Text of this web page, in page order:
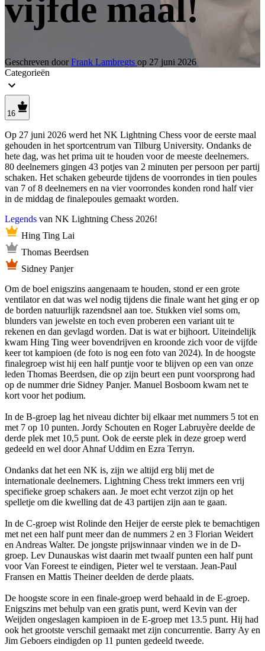
vijfde maal!
Geschreven door Frank Lambregts op 27 juni 2026
Categorieën
16
Op 27 juni 2026 werd het NK Lightning Chess voor de eerste maal
gehouden in het sportcentrum van Tilburg University. Ondanks de
hete dag, was het prima uit te houden voor de meeste deelnemers.
80 deelnemers gingen 43 potjes van 2 minuten per persoon per partij
schaken. Het schaken gebeurde tijdens de voorrondes in tien poules
van 7 of 8 deelnemers en na vier voorrondes konden rond half vier
in de middag de finalepoules gemaakt worden.
Legends van NK Lightning Chess 2026!
Hing Ting Lai
Thomas Beerdsen
Sidney Panjer
Om de boel enigszins aangenaam te houden, stond er een grote
ventilator en dat was wel nodig tijdens die finale want het ging er op
de borden natuurlijk razendsnel aan toe. Stukken viel soms om,
blunders van jewelste en toch even proberen een variant uit te
rekenen en dan gevlagd worden. Dat is wat er bijhoort. Uiteindelijk
kwam Hing Ting weer bovendrijven en kroonde zich voor de vijfde
keer tot kampioen (de foto is nog een foto van 2024). In de hoogste
finalegroep wist hij een half puntje voor te blijven op een van onze
leden Thomas Beerdsen, die op zijn beurt een punt voorsprong had
op de nummer drie Sidney Panjer. Manuel Bosboom kwam net te
kort voor het podium.
In de B-groep lag het niveau dichter bij elkaar met nummers 5 tot en
met 7 op 10 punten. Jordy Schouten en Roger Labruyère deelde de
derde plek met 10,5 punt. Ook de eerste plek in deze groep werd
gedeeld en wel door Ahnaf Uddim en Ezra Terryn.
Ondanks dat het een NK is, zijn we altijd erg blij met de
internationale deelnemers. Lightning Chess trekt immers een vrij
specifieke groep schakers aan. Je moet echt verzot zijn op het
spelletje om die kwelling dat de 43 partijen zijn aan te gaan.
In de C-groep wist Rolinde den Heijer de eerste plek te bemachtigen
met net een half punt meer dan de nummers 2 en 3 Florian Weidert
en Andreas Walter. De jongste prijswinnaar vinden we in de D-
groep. Lev Dunauskas wist daarin met twaalf punten een half punt
voor Van Foreest te eindigen, Pieter wel te verstaan. Jean-Paul
Fransen en Mattis Theiner deelden de derde plaats.
De hoogste score in een finale-groep werd behaald in de E-groep.
Enigszins met behulp van een gratis punt, werd Kevin van der
Weijden ongeslagen kampioen in de E-groep met 13.5 punt. Hij had
ook het grootste verschil gemaakt met zijn concurrentie. Barry Ay en
Jim Geboers eindigden op 11 punten gedeeld tweede.